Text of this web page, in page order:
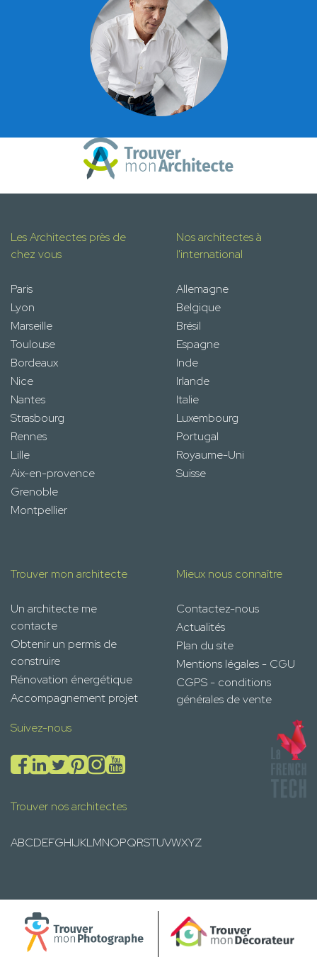
Les Architectes près de
chez vous
Paris
Lyon
Marseille
Toulouse
Bordeaux
Nice
Nantes
Strasbourg
Rennes
Lille
Aix-en-provence
Grenoble
Montpellier
Nos architectes à
l'international
Allemagne
Belgique
Brésil
Espagne
Inde
Irlande
Italie
Luxembourg
Portugal
Royaume-Uni
Suisse
Trouver mon architecte
Un architecte me
contacte
Obtenir un permis de
construire
Rénovation énergétique
Accompagnement projet
Mieux nous connaître
Contactez-nous
Actualités
Plan du site
Mentions légales - CGU
CGPS - conditions
générales de vente
Suivez-nous
Trouver nos architectes
ABCDEFGHIJKLMNOPQRSTUVWXYZ